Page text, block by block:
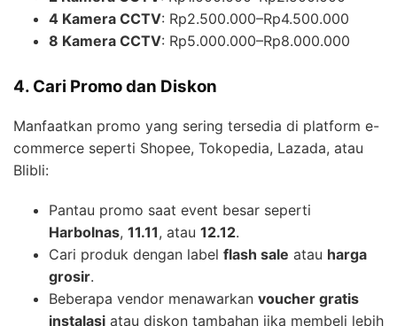
4 Kamera CCTV: Rp2.500.000–Rp4.500.000
8 Kamera CCTV: Rp5.000.000–Rp8.000.000
4. Cari Promo dan Diskon
Manfaatkan promo yang sering tersedia di platform e-
commerce seperti Shopee, Tokopedia, Lazada, atau
Blibli:
Pantau promo saat event besar seperti
Harbolnas, 11.11, atau 12.12.
Cari produk dengan label flash sale atau harga
grosir.
Beberapa vendor menawarkan voucher gratis
instalasi atau diskon tambahan jika membeli lebih